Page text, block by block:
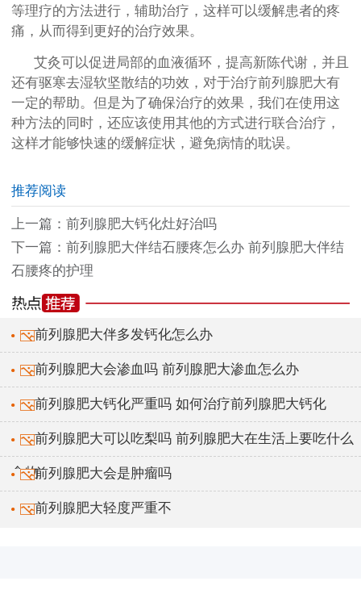
等理疗的方法进行，辅助治疗，这样可以缓解患者的疼
痛，从而得到更好的治疗效果。
艾灸可以促进局部的血液循环，提高新陈代谢，并且
还有驱寒去湿软坚散结的功效，对于治疗前列腺肥大有
一定的帮助。但是为了确保治疗的效果，我们在使用这
种方法的同时，还应该使用其他的方式进行联合治疗，
这样才能够快速的缓解症状，避免病情的耽误。
推荐阅读
上一篇： 前列腺肥大钙化灶好治吗
下一篇： 前列腺肥大伴结石腰疼怎么办 前列腺肥大伴结
石腰疼的护理
前列腺肥大伴多发钙化怎么办
前列腺肥大会渗血吗 前列腺肥大渗血怎么办
前列腺肥大钙化严重吗 如何治疗前列腺肥大钙化
前列腺肥大可以吃梨吗 前列腺肥大在生活上要吃什么
食物前列腺肥大会是肿瘤吗
前列腺肥大轻度严重不